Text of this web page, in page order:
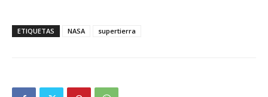
ETIQUETAS NASA supertierra